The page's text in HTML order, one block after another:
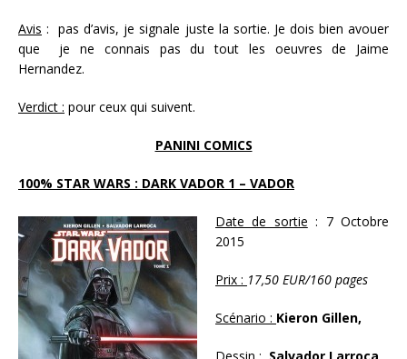
Avis : pas d’avis, je signale juste la sortie. Je dois bien avouer
que je ne connais pas du tout les oeuvres de Jaime
Hernandez.
Verdict : pour ceux qui suivent.
PANINI COMICS
100% STAR WARS : DARK VADOR 1 – VADOR
Date de sortie : 7 Octobre
2015
Prix : 17,50 EUR/160 pages
Scénario : Kieron Gillen,